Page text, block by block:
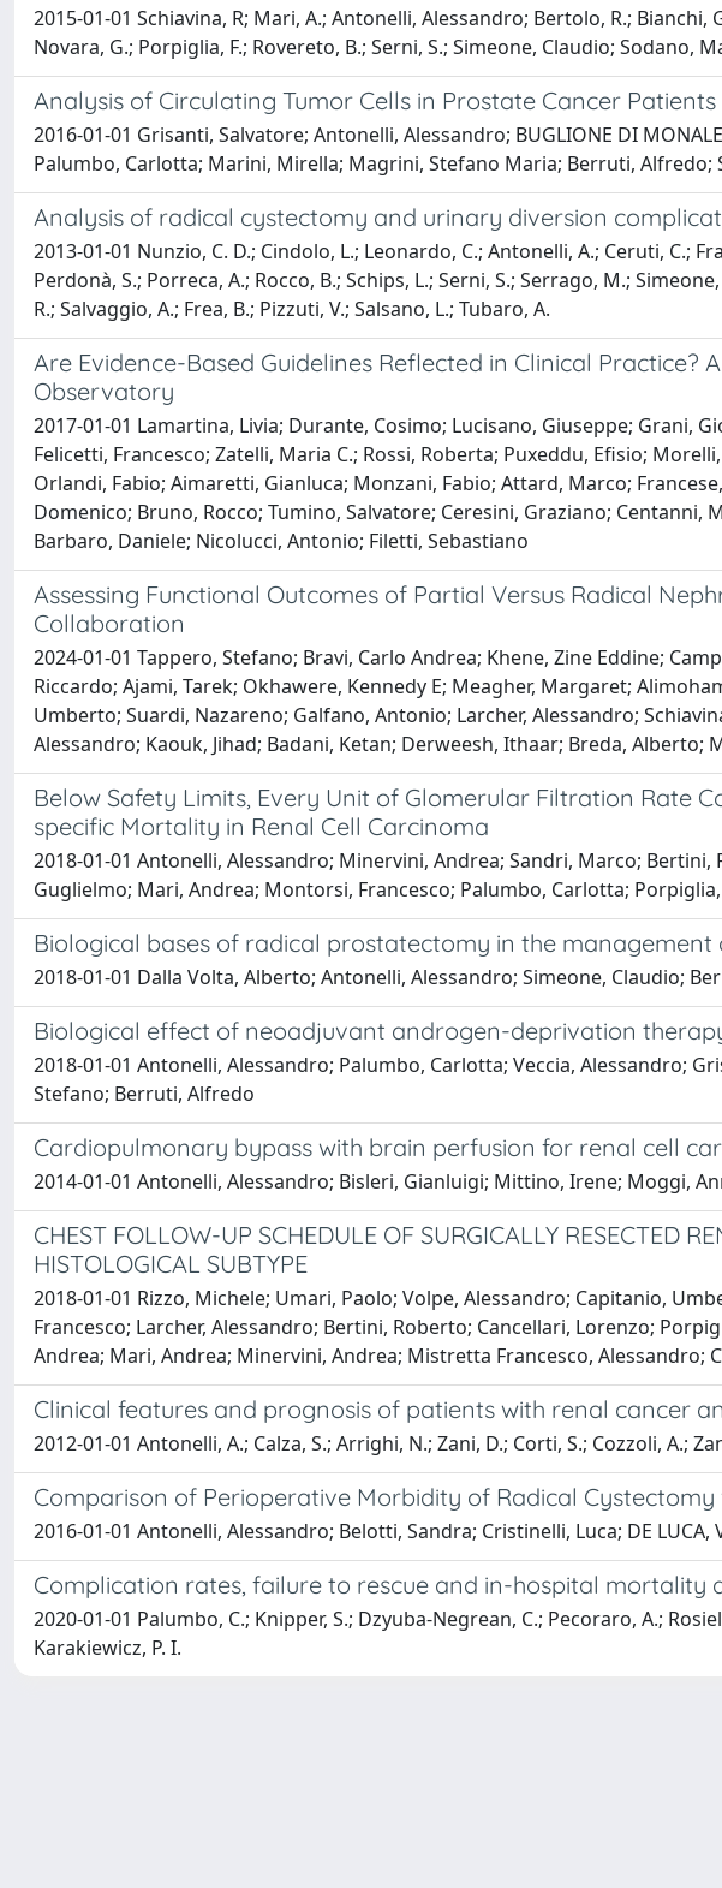
2015-01-01 Schiavina, R; Mari, A.; Antonelli, Alessandro; Bertolo, R.;
Novara, G.; Porpiglia, F.; Rovereto, B.; Serni, S.; Simeone, Claudio; Sodano,
Analysis of Circulating Tumor Cells in Prostate Cancer
2016-01-01 Grisanti, Salvatore; Antonelli, Alessandro; BUGLIONE DI
Palumbo, Carlotta; Marini, Mirella; Magrini, Stefano Maria; Berruti, Alfredo;
Analysis of radical cystectomy and urinary diversion
2013-01-01 Nunzio, C. D.; Cindolo, L.; Leonardo, C.; Antonelli, A.; Ceruti, C.;
Perdonà, S.; Porreca, A.; Rocco, B.; Schips, L.; Serni, S.; Serrago, M.;
R.; Salvaggio, A.; Frea, B.; Pizzuti, V.; Salsano, L.; Tubaro, A.
Are Evidence-Based Guidelines Reflected in Clinical
Observatory
2017-01-01 Lamartina, Livia; Durante, Cosimo; Lucisano, Giuseppe; Grani,
Felicetti, Francesco; Zatelli, Maria C.; Rossi, Roberta; Puxeddu, Efisio;
Orlandi, Fabio; Aimaretti, Gianluca; Monzani, Fabio; Attard, Marco;
Domenico; Bruno, Rocco; Tumino, Salvatore; Ceresini, Graziano;
Barbaro, Daniele; Nicolucci, Antonio; Filetti, Sebastiano
Assessing Functional Outcomes of Partial Versus Radical
Collaboration
2024-01-01 Tappero, Stefano; Bravi, Carlo Andrea; Khene, Zine Eddine;
Riccardo; Ajami, Tarek; Okhawere, Kennedy E; Meagher, Margaret;
Umberto; Suardi, Nazareno; Galfano, Antonio; Larcher, Alessandro;
Alessandro; Kaouk, Jihad; Badani, Ketan; Derweesh, Ithaar; Breda, Alberto;
Below Safety Limits, Every Unit of Glomerular Filtration Rate
specific Mortality in Renal Cell Carcinoma
2018-01-01 Antonelli, Alessandro; Minervini, Andrea; Sandri, Marco;
Guglielmo; Mari, Andrea; Montorsi, Francesco; Palumbo, Carlotta;
Biological bases of radical prostatectomy in the
2018-01-01 Dalla Volta, Alberto; Antonelli, Alessandro; Simeone, Claudio;
Biological effect of neoadjuvant androgen-deprivation
2018-01-01 Antonelli, Alessandro; Palumbo, Carlotta; Veccia, Alessandro;
Stefano; Berruti, Alfredo
Cardiopulmonary bypass with brain perfusion for renal cell
2014-01-01 Antonelli, Alessandro; Bisleri, Gianluigi; Mittino, Irene; Moggi,
CHEST FOLLOW-UP SCHEDULE OF SURGICALLY RESECTED
HISTOLOGICAL SUBTYPE
2018-01-01 Rizzo, Michele; Umari, Paolo; Volpe, Alessandro; Capitanio,
Francesco; Larcher, Alessandro; Bertini, Roberto; Cancellari, Lorenzo;
Andrea; Mari, Andrea; Minervini, Andrea; Mistretta Francesco,
Clinical features and prognosis of patients with renal cancer
2012-01-01 Antonelli, A.; Calza, S.; Arrighi, N.; Zani, D.; Corti, S.; Cozzoli, A.;
Comparison of Perioperative Morbidity of Radical
2016-01-01 Antonelli, Alessandro; Belotti, Sandra; Cristinelli, Luca; DE LUCA,
Complication rates, failure to rescue and in-hospital
2020-01-01 Palumbo, C.; Knipper, S.; Dzyuba-Negrean, C.; Pecoraro, A.;
Karakiewicz, P. I.